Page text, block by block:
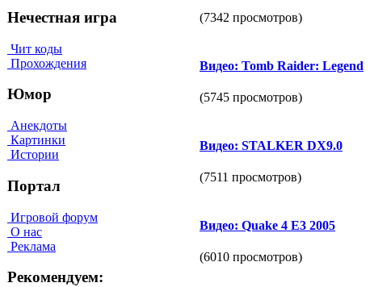
Нечестная игра
Чит коды
Прохождения
Юмор
Анекдоты
Картинки
Истории
Портал
Игровой форум
О нас
Реклама
Рекомендуем:
(7342 просмотров)
Видео: Tomb Raider: Legend
(5745 просмотров)
Видео: STALKER DX9.0
(7511 просмотров)
Видео: Quake 4 E3 2005
(6010 просмотров)